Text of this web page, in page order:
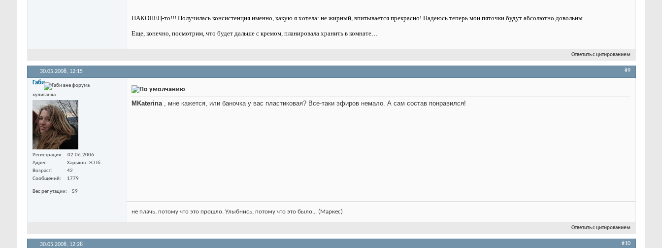
НАКОНЕЦ-то!!! Получилась консистенция именно, какую я хотела: не жирный, впитывается прекрасно! Надеюсь теперь мои пяточки будут абсолютно довольны
Еще, конечно, посмотрим, что будет дальше с кремом, планировала хранить в комнате…
Ответить с цитированием
30.05.2008, 12:15 #9
Габи
хулиганка
Регистрация
02.06.2006
Адрес
Харьков-->СПб
Возраст
42
Сообщений
1779
Вес репутации 59
MKaterina, мне кажется, или баночка у вас пластиковая? Все-таки эфиров немало. А сам состав понравился!
не плачь, потому что это прошло. Улыбнись, потому что это было... (Маркес)
Ответить с цитированием
30.05.2008, 12:28 #10